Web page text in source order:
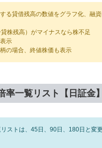
る貸借残高の数値をグラフ化、融資
株残高）がマイナスなら株不足
示
の場合、終値株価も表示
率一覧リスト【日証金】
ストは、45日、90日、180日と変